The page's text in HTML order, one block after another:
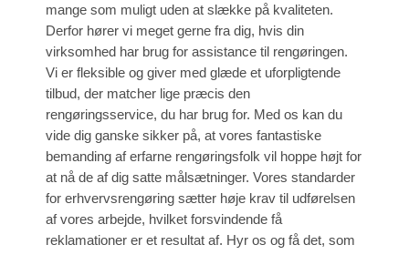
mange som muligt uden at slække på kvaliteten.
Derfor hører vi meget gerne fra dig, hvis din
virksomhed har brug for assistance til rengøringen.
Vi er fleksible og giver med glæde et uforpligtende
tilbud, der matcher lige præcis den
rengøringsservice, du har brug for. Med os kan du
vide dig ganske sikker på, at vores fantastiske
bemanding af erfarne rengøringsfolk vil hoppe højt for
at nå de af dig satte målsætninger. Vores standarder
for erhvervsrengøring sætter høje krav til udførelsen
af vores arbejde, hvilket forsvindende få
reklamationer er et resultat af. Hyr os og få det, som